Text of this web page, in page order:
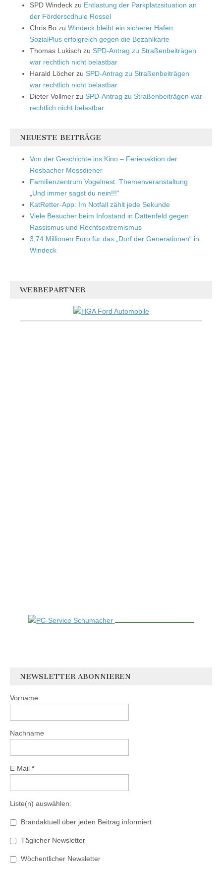
SPD Windeck zu Entlastung der Parkplatzsituation an
der Förderscdhule Rossel
Chris Bo zu Windeck bleibt ein sicherer Hafen:
SozialPlus erfolgreich gegen die Bezahlkarte
Thomas Lukisch zu SPD-Antrag zu Straßenbeiträgen
war rechtlich nicht belastbar
Harald Löcher zu SPD-Antrag zu Straßenbeiträgen
war rechtlich nicht belastbar
Dieter Vollmer zu SPD-Antrag zu Straßenbeiträgen war
rechtlich nicht belastbar
NEUESTE BEITRÄGE
Von der Geschichte ins Kino – Ferienaktion der
Rosbacher Messdiener
Familienzentrum Vogelnest: Themenveranstaltung
„Und immer sagst du nein!!!“
KatRetter-App: Im Notfall zählt jede Sekunde
Viele Besucher beim Infostand in Dattenfeld gegen
Rassismus und Rechtsextremismus
3,74 Millionen Euro für das „Dorf der Generationen“ in
Windeck
WERBEPARTNER
NEWSLETTER ABONNIEREN
Vorname
Nachname
E-Mail *
Liste(n) auswählen:
Brandaktuell über jeden Beitrag informiert
Täglicher Newsletter
Wöchentlicher Newsletter